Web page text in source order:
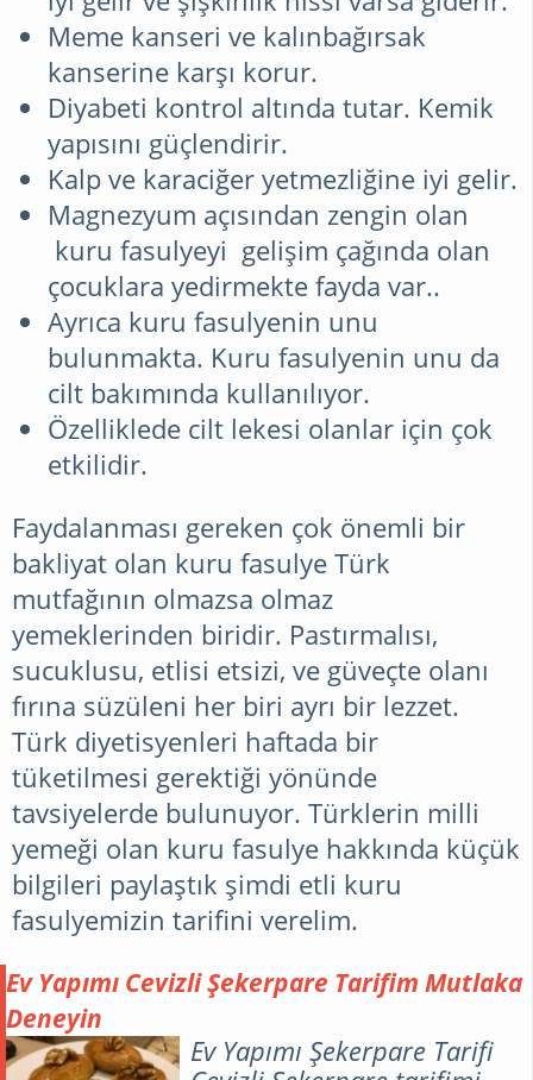
Meme kanseri ve kalınbağırsak
kanserine karşı korur.
Diyabeti kontrol altında tutar. Kemik
yapısını güçlendirir.
Kalp ve karaciğer yetmezliğine iyi gelir.
Magnezyum açısından zengin olan
kuru fasulyeyi gelişim çağında olan
çocuklara yedirmekte fayda var..
Ayrıca kuru fasulyenin unu
bulunmakta. Kuru fasulyenin unu da
cilt bakımında kullanılıyor.
Özelliklede cilt lekesi olanlar için çok
etkilidir.
Faydalanması gereken çok önemli bir
bakliyat olan kuru fasulye Türk
mutfağının olmazsa olmaz
yemeklerinden biridir. Pastırmalısı,
sucuklusu, etlisi etsizi, ve güveçte olanı
fırına süzüleni her biri ayrı bir lezzet.
Türk diyetisyenleri haftada bir
tüketilmesi gerektiği yönünde
tavsiyelerde bulunuyor. Türklerin milli
yemeği olan kuru fasulye hakkında küçük
bilgileri paylaştık şimdi etli kuru
fasulyemizin tarifini verelim.
Ev Yapımı Cevizli Şekerpare Tarifim Mutlaka
Deneyin
Ev Yapımı Şekerpare Tarifi